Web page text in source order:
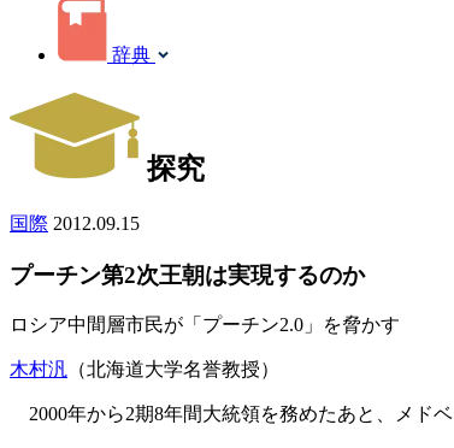
辞典
探究
国際 2012.09.15
プーチン第2次王朝は実現するのか
ロシア中間層市民が「プーチン2.0」を脅かす
木村汎 （北海道大学名誉教授）
2000年から2期8年間大統領を務めたあと、メド